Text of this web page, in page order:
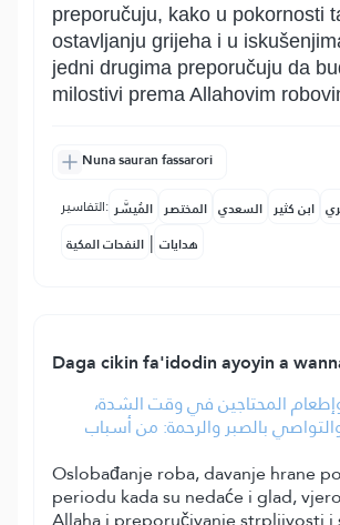
preporučuju, kako u pokornosti
ostavljanju grijeha i u
jedni drugima preporučuju da
milostivi prema Allahovim
Nuna sauran fassarori
التفاسير: المُيسَّر المختصر السعدي ابن كثير
النفحات المكية | هدايات
Daga cikin fa'idodin ayoyin a
المحتاجين في وقت الشدة،
والتواصي بالصبر والرحمة: من أسباب
Oslobađanje roba, davanje hrane
periodu kada su nedaće i glad,